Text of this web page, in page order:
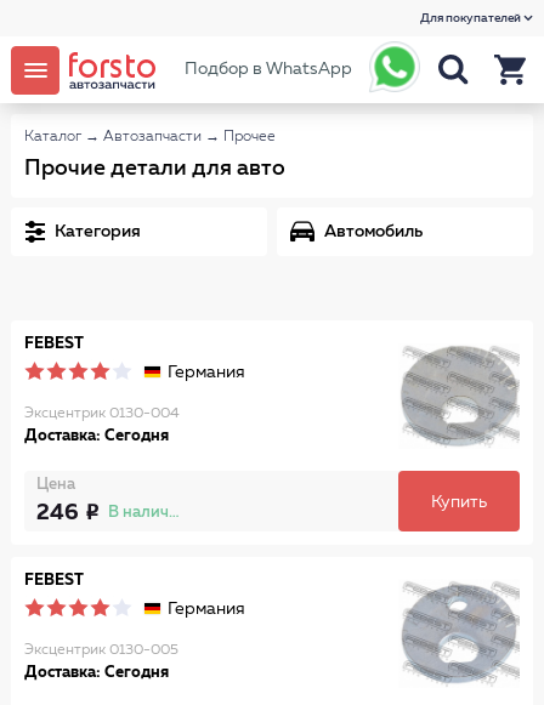
Для покупателей
Подбор в WhatsApp
Каталог → Автозапчасти → Прочее
Прочие детали для авто
Категория Автомобиль
FEBEST
Германия
Эксцентрик 0130-004
Доставка: Сегодня
Цена
246 В наличии
Купить
FEBEST
Германия
Эксцентрик 0130-005
Доставка: Сегодня